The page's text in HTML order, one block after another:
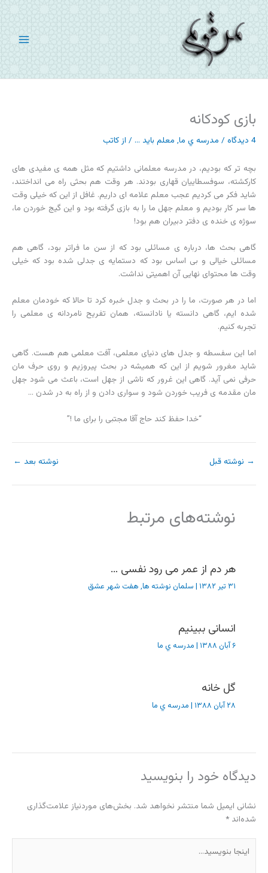
پرش
به
محتوا
بازی کودکانه
4 دیدگاه / مدرسه ي ما, معلم باید ... / از کاتب
بچه تر که بودیم، در مدرسه معلمانی داشتیم که مثل همه ی مفیدی های
کارکشته، سوفسطاییان قهاری بودند. هر وقت هم بحثی راه می انداختند،
شاید فکر می کردیم عجب معلم علامه ای داریم. غافل از این که خیلی وقت
ها سر کار بودیم و معلم جهل ما را به بازی گرفته بود و این گیج خوردن ما،
سوژه ی خنده ی دفتر دبیران هم بود!
گاهی بحث ها، درباره ی مسائلی بود که از سن ما فراتر بود، گاهی هم
مسائلی خیالی و بی اساس بود که دستمایه ی جدلی شده بود که خیلی
وقت ها محتوای نهایی آن اهمیتی نداشت.
اما در هر صورت، ما را در بحث و جدل خبره کرد تا حالا که خودمان معلم
شده ایم، گاهی دانسته یا نادانسته، همان تفریح نامردانه ی معلمی را
تجربه کنیم.
اما این سفسطه و جدل های دنیای معلمی، آفت معلمی هم هست. گاهی
شاید مغرور شویم از این که همیشه در بحث پیروزیم و روی حرف مان
حرفی نمی آید. گاهی این غرور که ناشی از جهل است، باعث می شود جهل
مان مقدمه ی فریب خوردن شود و سواری دادن و از راه به در شدن …
“خدا حفظ کند حاج آقا مجتبی را برای ما !”
→ نوشته قبل نوشته بعد ←
نوشته‌های مرتبط
هر دم از عمر می رود نفسی …
۳۱ تیر ۱۳۸۲ | سلمان نوشته ها, هفت شهر عشق
انسانی ببینیم
۶ آبان ۱۳۸۸ | مدرسه ي ما
گل خانه
۲۸ آبان ۱۳۸۸ | مدرسه ي ما
دیدگاه‌ خود را بنویسید
نشانی ایمیل شما منتشر نخواهد شد. بخش‌های موردنیاز علامت‌گذاری
شده‌اند *
بنویسید…